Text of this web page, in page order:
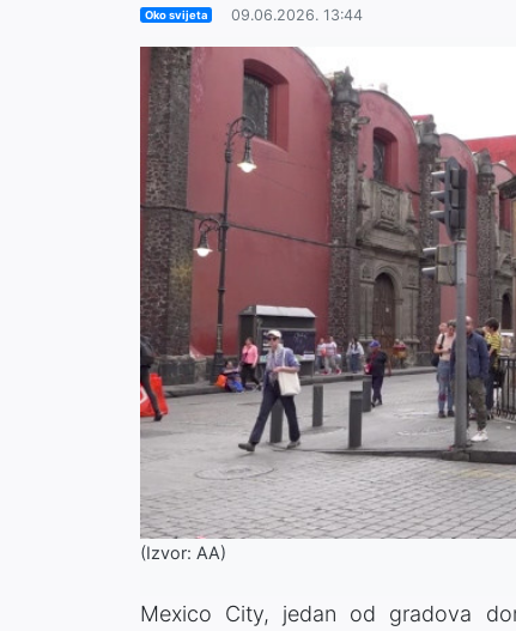
Oko svijeta 09.06.2026. 13:44
(Izvor: AA)
Mexico City, jedan od gradova